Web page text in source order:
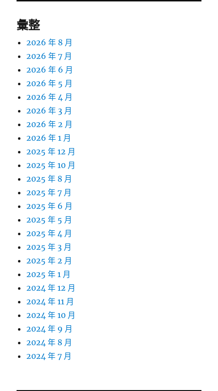
彙整
2026 年 8 月
2026 年 7 月
2026 年 6 月
2026 年 5 月
2026 年 4 月
2026 年 3 月
2026 年 2 月
2026 年 1 月
2025 年 12 月
2025 年 10 月
2025 年 8 月
2025 年 7 月
2025 年 6 月
2025 年 5 月
2025 年 4 月
2025 年 3 月
2025 年 2 月
2025 年 1 月
2024 年 12 月
2024 年 11 月
2024 年 10 月
2024 年 9 月
2024 年 8 月
2024 年 7 月